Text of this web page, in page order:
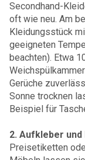
Secondhand-
oft wie neu. Am
Kleidungsstück
geeigneten
beachten). Etwa
Gerüche
Sonne trocknen
Beispiel für
2. Aufkleber
Preisetiketten